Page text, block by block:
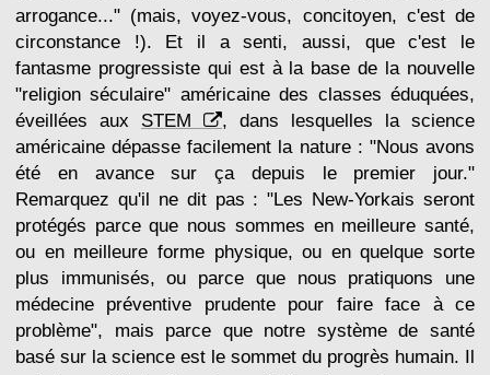
arrogance..." (mais, voyez-vous, concitoyen, c'est de
circonstance !). Et il a senti, aussi, que c'est le
fantasme progressiste qui est à la base de la nouvelle
"religion séculaire" américaine des classes éduquées,
éveillées aux STEM
, dans lesquelles la science
américaine dépasse facilement la nature : "Nous avons
été en avance sur ça depuis le premier jour."
Remarquez qu'il ne dit pas : "Les New-Yorkais seront
protégés parce que nous sommes en meilleure santé,
ou en meilleure forme physique, ou en quelque sorte
plus immunisés, ou parce que nous pratiquons une
médecine préventive prudente pour faire face à ce
problème", mais parce que notre système de santé
basé sur la science est le sommet du progrès humain. Il